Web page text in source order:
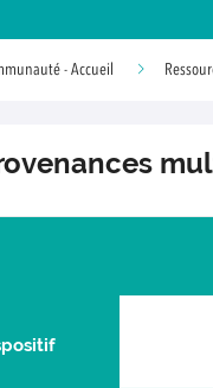
- Accueil